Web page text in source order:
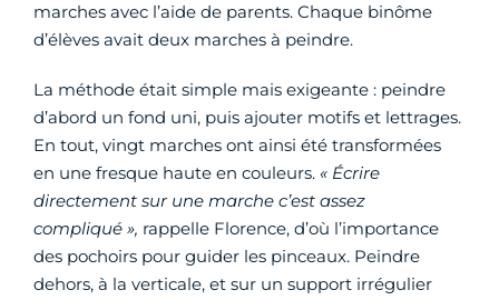
marches avec l’aide de parents. Chaque binôme
d’élèves avait deux marches à peindre.
La méthode était simple mais exigeante : peindre
d’abord un fond uni, puis ajouter motifs et lettrages.
En tout, vingt marches ont ainsi été transformées
en une fresque haute en couleurs. « Écrire
directement sur une marche c’est assez
compliqué », rappelle Florence, d’où l’importance
des pochoirs pour guider les pinceaux. Peindre
dehors, à la verticale, et sur un support irrégulier